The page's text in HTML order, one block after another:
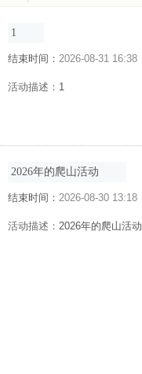
1
结束时间： 2026-08-31 16:38
活动描述： 1
2026年的爬山活动
结束时间： 2026-08-30 13:18
活动描述： 2026年的爬山活动